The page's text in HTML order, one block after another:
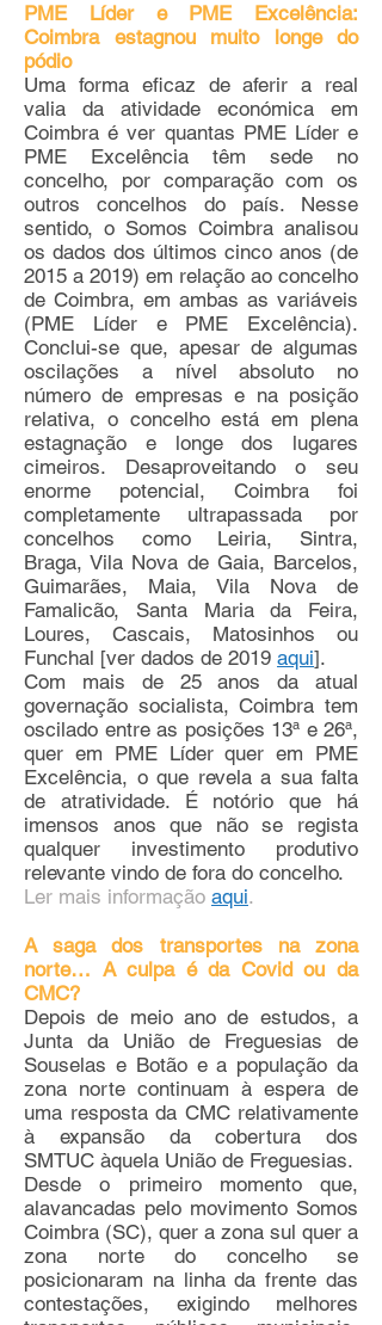
PME Líder e PME Excelência:
Coimbra estagnou muito longe do
pódio
Uma forma eficaz de aferir a real
valia da atividade económica em
Coimbra é ver quantas PME Líder e
PME Excelência têm sede no
concelho, por comparação com os
outros concelhos do país. Nesse
sentido, o Somos Coimbra analisou
os dados dos últimos cinco anos (de
2015 a 2019) em relação ao concelho
de Coimbra, em ambas as variáveis
(PME Líder e PME Excelência).
Conclui-se que, apesar de algumas
oscilações a nível absoluto no
número de empresas e na posição
relativa, o concelho está em plena
estagnação e longe dos lugares
cimeiros. Desaproveitando o seu
enorme potencial, Coimbra foi
completamente ultrapassada por
concelhos como Leiria, Sintra,
Braga, Vila Nova de Gaia, Barcelos,
Guimarães, Maia, Vila Nova de
Famalicão, Santa Maria da Feira,
Loures, Cascais, Matosinhos ou
Funchal [ver dados de 2019 aqui].
Com mais de 25 anos da atual
governação socialista, Coimbra tem
oscilado entre as posições 13ª e 26ª,
quer em PME Líder quer em PME
Excelência, o que revela a sua falta
de atratividade. É notório que há
imensos anos que não se regista
qualquer investimento produtivo
relevante vindo de fora do concelho.
Ler mais informação aqui.
A saga dos transportes na zona
norte… A culpa é da Covid ou da
CMC?
Depois de meio ano de estudos, a
Junta da União de Freguesias de
Souselas e Botão e a população da
zona norte continuam à espera de
uma resposta da CMC relativamente
à expansão da cobertura dos
SMTUC àquela União de Freguesias.
Desde o primeiro momento que,
alavancadas pelo movimento Somos
Coimbra (SC), quer a zona sul quer a
zona norte do concelho se
posicionaram na linha da frente das
contestações, exigindo melhores